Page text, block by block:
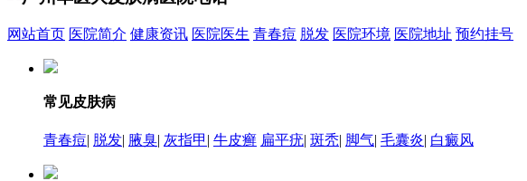
网站首页 医院简介 健康资讯 医院医生 青春痘 脱发 医院环境 医院地址 预约挂号
常见皮肤病
青春痘| 脱发| 腋臭| 灰指甲 | 牛皮癣 扁平疣| 斑秃| 脚气| 毛囊炎| 白癜风